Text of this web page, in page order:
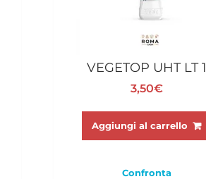
VEGETOP UHT LT 1
3,50€
Aggiungi al carrello
Confronta